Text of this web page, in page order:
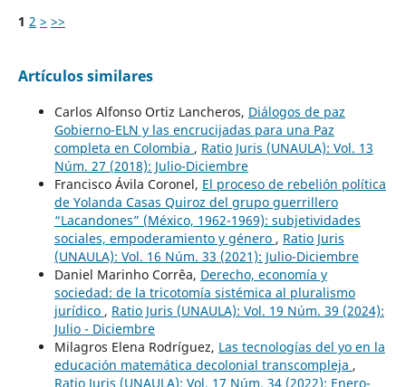
1 2 > >>
Artículos similares
Carlos Alfonso Ortiz Lancheros, Diálogos de paz
Gobierno-ELN y las encrucijadas para una Paz
completa en Colombia , Ratio Juris (UNAULA): Vol. 13
Núm. 27 (2018): Julio-Diciembre
Francisco Ávila Coronel, El proceso de rebelión política
de Yolanda Casas Quiroz del grupo guerrillero
“Lacandones” (México, 1962-1969): subjetividades
sociales, empoderamiento y género , Ratio Juris
(UNAULA): Vol. 16 Núm. 33 (2021): Julio-Diciembre
Daniel Marinho Corrêa, Derecho, economía y
sociedad: de la tricotomía sistémica al pluralismo
jurídico , Ratio Juris (UNAULA): Vol. 19 Núm. 39 (2024):
Julio - Diciembre
Milagros Elena Rodríguez, Las tecnologías del yo en la
educación matemática decolonial transcompleja ,
Ratio Juris (UNAULA): Vol. 17 Núm. 34 (2022): Enero-